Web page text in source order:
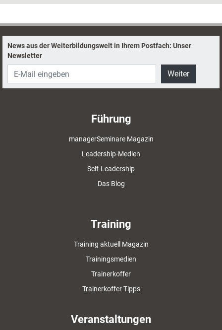
News aus der Weiterbildungswelt in Ihrem Postfach: Unser
Newsletter
Weiter
Führung
managerSeminare Magazin
Leadership-Medien
Self-Leadership
Das Blog
Training
Training aktuell Magazin
Trainingsmedien
Trainerkoffer
Trainerkoffer Tipps
Veranstaltungen